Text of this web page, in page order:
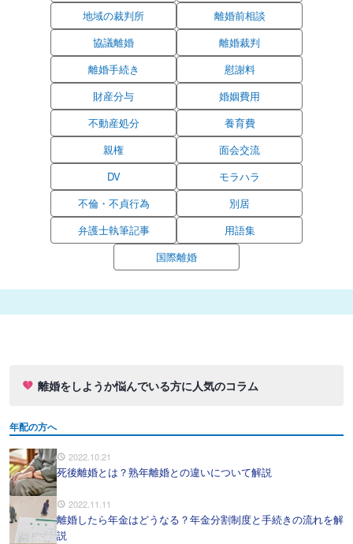
地域の裁判所
離婚前相談
協議離婚
離婚裁判
離婚手続き
慰謝料
財産分与
婚姻費用
不動産処分
養育費
親権
面会交流
DV
モラハラ
不倫・不貞行為
別居
弁護士執筆記事
用語集
国際離婚
離婚をしようか悩んでいる方に人気のコラム
年配の方へ
2022.10.21
死後離婚とは？熟年離婚との違いについて解説
2022.11.11
離婚したら年金はどうなる？年金分割制度と手続きの流れを解
説